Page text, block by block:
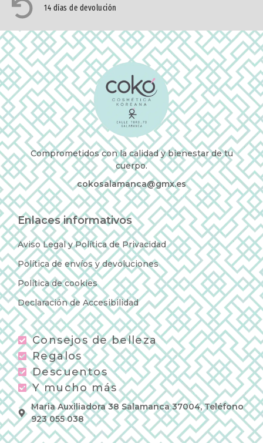
14 días de devolución
Comprometidos con la calidad y bienestar de tu
cuerpo.
cokosalamanca@gmx.es
Enlaces informativos
Aviso Legal y Política de Privacidad
Política de envíos y devoluciones
Política de cookies
Declaración de Accesibilidad
Consejos de belleza
Regalos
Descuentos
Y mucho más
Maria Auxiliadora 38 Salamanca 37004, Teléfono
923 055 038